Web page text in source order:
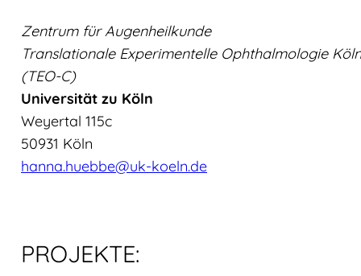
Zentrum für Augenheilkunde
Translationale Experimentelle Ophthalmologie Köln
(TEO-C)
Universität zu Köln
Weyertal 115c
50931 Köln
hanna.huebbe@uk-koeln.de
PROJEKTE: